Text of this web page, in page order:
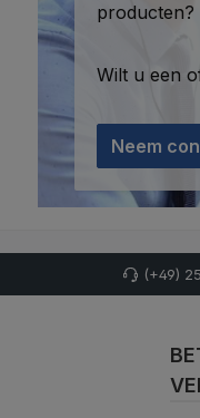
producten?
Wilt u een
Neem
(+49)